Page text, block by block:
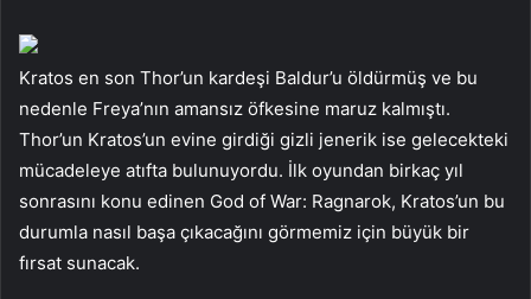
Kratos en son Thor’un kardeşi Baldur’u öldürmüş ve bu
nedenle Freya’nın amansız öfkesine maruz kalmıştı.
Thor’un Kratos’un evine girdiği gizli jenerik ise gelecekteki
mücadeleye atıfta bulunuyordu. İlk oyundan birkaç yıl
sonrasını konu edinen God of War: Ragnarok, Kratos’un bu
durumla nasıl başa çıkacağını görmemiz için büyük bir
fırsat sunacak.